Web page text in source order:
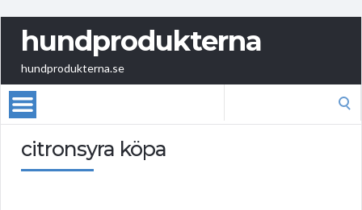
hundprodukterna
hundprodukterna.se
citronsyra köpa